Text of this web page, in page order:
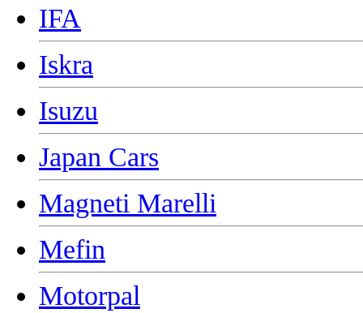
IFA
Iskra
Isuzu
Japan Cars
Magneti Marelli
Mefin
Motorpal